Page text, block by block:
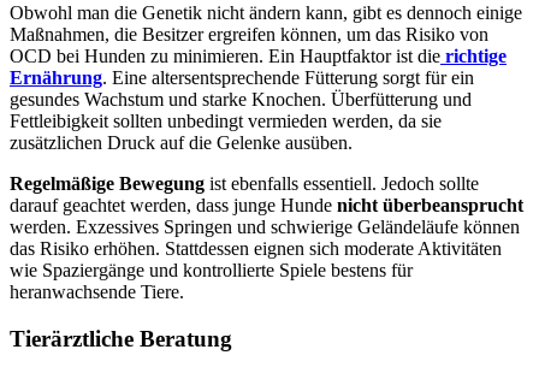
Obwohl man die Genetik nicht ändern kann, gibt es dennoch einige
Maßnahmen, die Besitzer ergreifen können, um das Risiko von
OCD bei Hunden zu minimieren. Ein Hauptfaktor ist die richtige
Ernährung. Eine altersentsprechende Fütterung sorgt für ein
gesundes Wachstum und starke Knochen. Überfütterung und
Fettleibigkeit sollten unbedingt vermieden werden, da sie
zusätzlichen Druck auf die Gelenke ausüben.
Regelmäßige Bewegung ist ebenfalls essentiell. Jedoch sollte
darauf geachtet werden, dass junge Hunde nicht überbeansprucht
werden. Exzessives Springen und schwierige Geländeläufe können
das Risiko erhöhen. Stattdessen eignen sich moderate Aktivitäten
wie Spaziergänge und kontrollierte Spiele bestens für
heranwachsende Tiere.
Tierärztliche Beratung